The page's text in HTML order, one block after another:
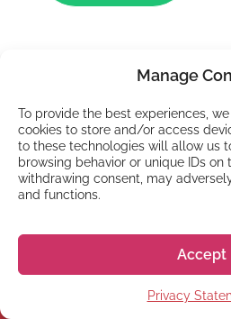
Manage
To provide the best experiences,
cookies to store and/or access
to these technologies will allow us
browsing behavior or unique IDs
withdrawing consent, may
and functions.
Accept
Privacy
GO! GO! NIHON
Har du fler
våran FAQ
mer detaljer.